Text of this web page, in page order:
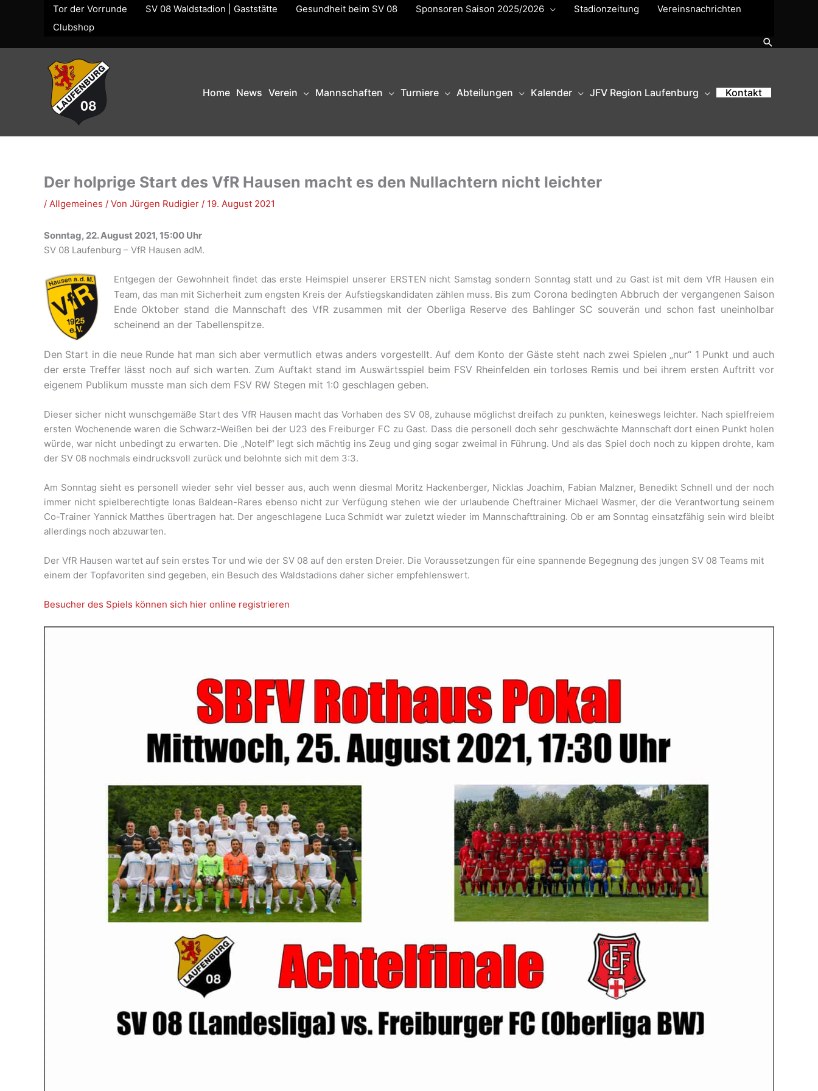
Tor der Vorrunde SV 08 Waldstadion | Gaststätte Gesundheit beim SV 08 Sponsoren Saison 2025/2026 Stadionzeitung
Vereinsnachrichten
Clubshop
Suchen
Home News Verein Mannschaften Turniere Abteilungen Kalender JFV Region Laufenburg Kontakt
Der holprige Start des VfR Hausen macht es den Nullachtern nicht leichter
/ Allgemeines / Von Jürgen Rudigier / 19. August 2021
Sonntag, 22. August 2021, 15:00 Uhr
SV 08 Laufenburg – VfR Hausen adM.
Entgegen der Gewohnheit findet das erste Heimspiel unserer ERSTEN nicht Samstag sondern Sonntag statt und zu Gast ist mit dem VfR Hausen ein
Team, das man mit Sicherheit zum engsten Kreis der Aufstiegskandidaten zählen muss. Bis zum Corona bedingten Abbruch der vergangenen Saison
Ende Oktober stand die Mannschaft des VfR zusammen mit der Oberliga Reserve des Bahlinger SC souverän und schon fast uneinholbar
scheinend an der Tabellenspitze.
Den Start in die neue Runde hat man sich aber vermutlich etwas anders vorgestellt. Auf dem Konto der Gäste steht nach zwei Spielen „nur“ 1 Punkt und auch
der erste Treffer lässt noch auf sich warten. Zum Auftakt stand im Auswärtsspiel beim FSV Rheinfelden ein torloses Remis und bei ihrem ersten Auftritt vor
eigenem Publikum musste man sich dem FSV RW Stegen mit 1:0 geschlagen geben.
Dieser sicher nicht wunschgemäße Start des VfR Hausen macht das Vorhaben des SV 08, zuhause möglichst dreifach zu punkten, keineswegs leichter. Nach spielfreiem
ersten Wochenende waren die Schwarz-Weißen bei der U23 des Freiburger FC zu Gast. Dass die personell doch sehr geschwächte Mannschaft dort einen Punkt holen
würde, war nicht unbedingt zu erwarten. Die „Notelf“ legt sich mächtig ins Zeug und ging sogar zweimal in Führung. Und als das Spiel doch noch zu kippen drohte, kam
der SV 08 nochmals eindrucksvoll zurück und belohnte sich mit dem 3:3.
Am Sonntag sieht es personell wieder sehr viel besser aus, auch wenn diesmal Moritz Hackenberger, Nicklas Joachim, Fabian Malzner, Benedikt Schnell und der noch
immer nicht spielberechtigte Ionas Baldean-Rares ebenso nicht zur Verfügung stehen wie der urlaubende Cheftrainer Michael Wasmer, der die Verantwortung seinem
Co-Trainer Yannick Matthes übertragen hat. Der angeschlagene Luca Schmidt war zuletzt wieder im Mannschafttraining. Ob er am Sonntag einsatzfähig sein wird bleibt
allerdings noch abzuwarten.
Der VfR Hausen wartet auf sein erstes Tor und wie der SV 08 auf den ersten Dreier. Die Voraussetzungen für eine spannende Begegnung des jungen SV 08 Teams mit
einem der Topfavoriten sind gegeben, ein Besuch des Waldstadions daher sicher empfehlenswert.
Besucher des Spiels können sich hier online registrieren